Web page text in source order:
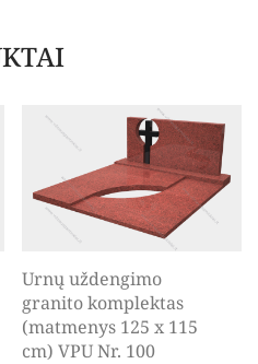
Urnų uždengimo
granito komplektas
(matmenys 125 x 115
cm) VPU Nr. 100